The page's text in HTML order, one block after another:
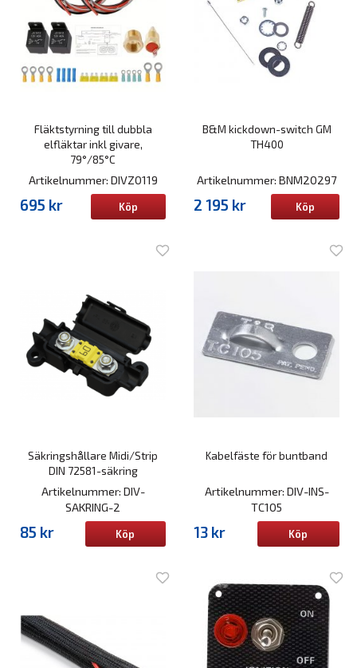
Fläktstyrning till dubbla
elfläktar inkl givare,
79°/85°C
Artikelnummer: DIVZ0119
695 kr Köp
B&M kickdown-switch GM
TH400
Artikelnummer: BNM20297
2 195 kr Köp
Säkringshållare Midi/Strip
DIN 72581-säkring
Artikelnummer: DIV-
SAKRING-2
85 kr Köp
Kabelfäste för buntband
Artikelnummer: DIV-INS-
TC105
13 kr Köp